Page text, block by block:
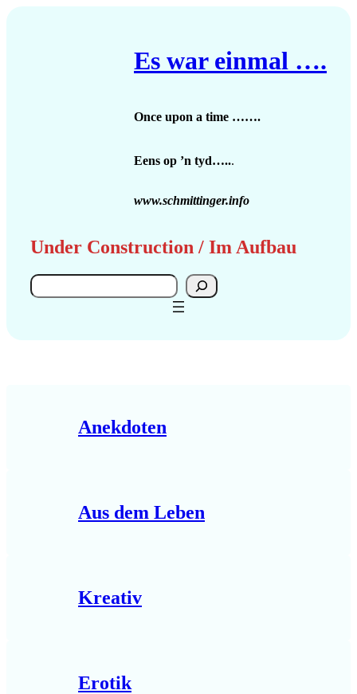
Es war einmal ….
Once upon a time …….
Eens op ’n tyd…...
www.schmittinger.info
Under Construction / Im Aufbau
Search
Anekdoten
Aus dem Leben
Kreativ
Erotik